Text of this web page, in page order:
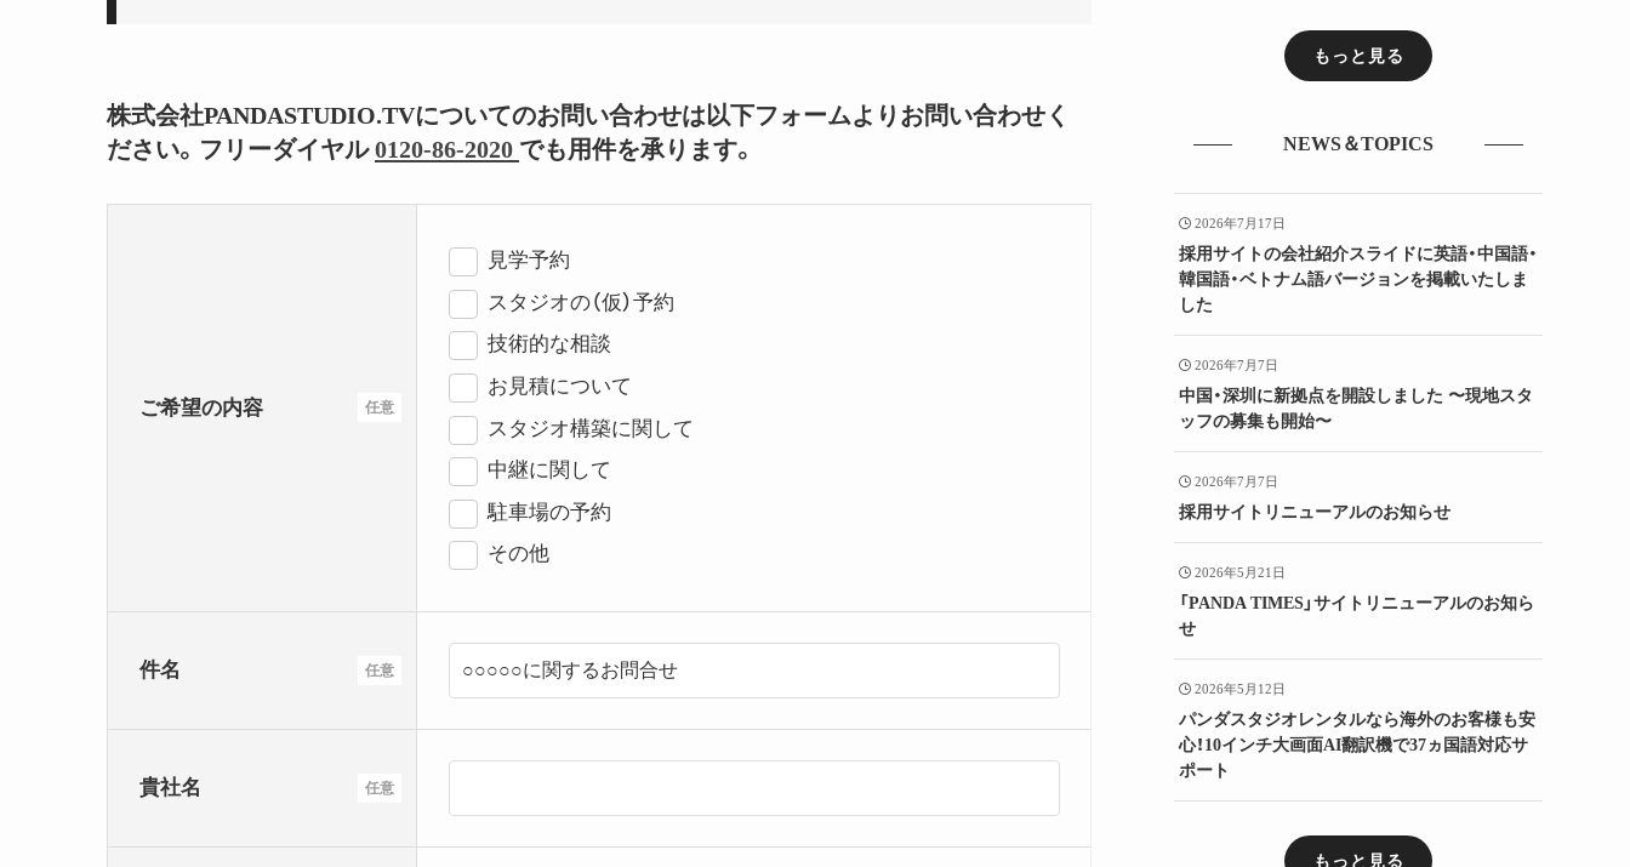
株式会社PANDASTUDIO.TVについてのお問い合わせは以下フォームよりお問い合わせく
ださい。フリーダイヤル0120-86-2020 でも用件を承ります。
任意
ご希望の内容
見学予約
スタジオの（仮）予約
技術的な相談
お見積について
スタジオ構築に関して
中継に関して
駐車場の予約
その他
任意
件名
任意
貴社名
もっと見る
NEWS＆TOPICS
2026年7月17日
採用サイトの会社紹介スライドに英語・中国語・
韓国語・ベトナム語バージョンを掲載いたしま
した
2026年7月7日
中国・深圳に新拠点を開設しました 〜現地スタ
ッフの募集も開始〜
2026年7月7日
採用サイトリニューアルのお知らせ
2026年5月21日
「PANDA TIMES」サイトリニューアルのお知ら
せ
2026年5月12日
パンダスタジオレンタルなら海外のお客様も安
心！10インチ大画面AI翻訳機で37ヵ国語対応サ
ポート
もっと見る